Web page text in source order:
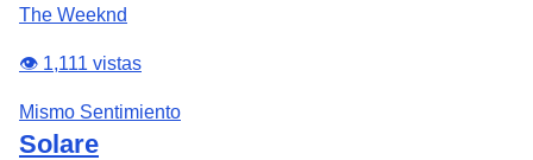
The Weeknd
👁️ 1,111 vistas
Mismo Sentimiento
Solare